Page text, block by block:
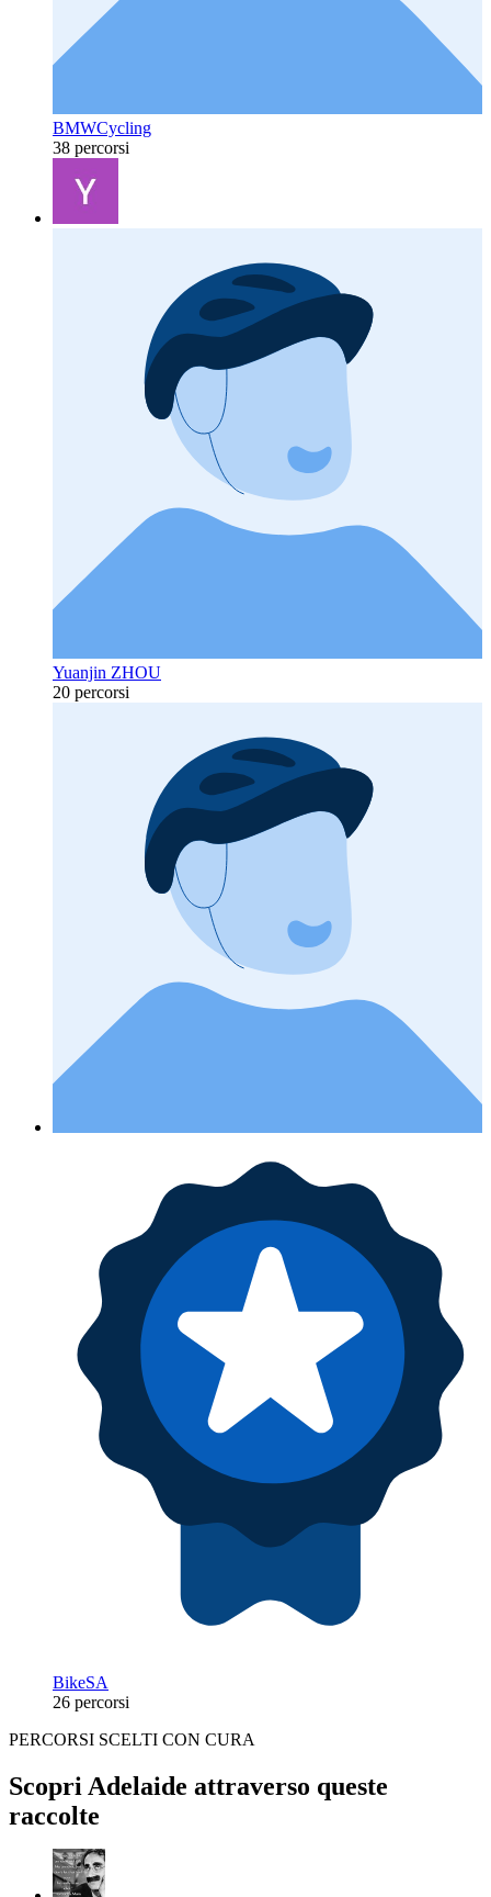
BMWCycling
38 percorsi
Yuanjin ZHOU
20 percorsi
BikeSA
26 percorsi
PERCORSI SCELTI CON CURA
Scopri Adelaide attraverso queste
raccolte